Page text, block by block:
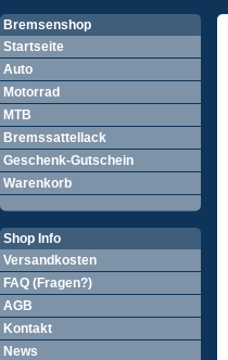
Bremsenshop
Startseite
Auto
Motorrad
MTB
Bremssattellack
Geschenk-Gutschein
Warenkorb
Shop Info
Versandkosten
FAQ (Fragen?)
AGB
Kontakt
News